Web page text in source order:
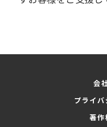
会
プライバ
著作